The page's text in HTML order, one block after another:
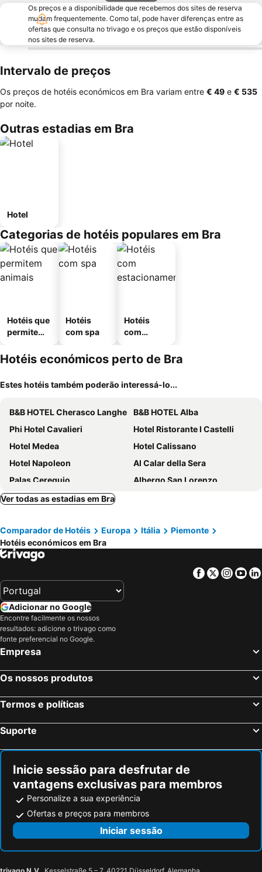
Os preços e a disponibilidade que recebemos dos sites de reserva
mudam frequentemente. Como tal, pode haver diferenças entre as
ofertas que consulta no trivago e os preços que estão disponíveis
nos sites de reserva.
Intervalo de preços
Os preços de hotéis económicos em Bra variam entre ‎€ 49 e ‎€ 535
por noite.
Outras estadias em Bra
Hotel
Categorias de hotéis populares em Bra
Hotéis que
permitem
Hotéis
com spa
Hotéis
com
mento
Hotéis económicos perto de Bra
Estes hotéis também poderão interessá-lo...
B&B HOTEL Cherasco Langhe
B&B HOTEL Alba
Phi Hotel Cavalieri
Hotel Ristorante I Castelli
Hotel Medea
Hotel Calissano
Hotel Napoleon
Al Calar della Sera
Palas Cerequio
Albergo San Lorenzo
Castello di Guarene
Ver todas as estadias em Bra
Comparador de Hotéis Europa Itália
Piemonte
Hotéis económicos em Bra
Facebook
Twitter
Adicionar no Google
Encontre facilmente os nossos
resultados: adicione o trivago como
fonte preferencial no Google.
Empresa
Os nossos produtos
Termos e políticas
Suporte
Inicie sessão para desfrutar de
vantagens exclusivas para membros
Personalize a sua experiência
Ofertas e preços para membros
Iniciar sessão